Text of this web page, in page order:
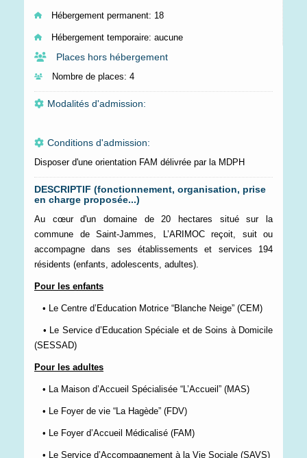
Hébergement permanent: 18
Hébergement temporaire: aucune
Places hors hébergement
Nombre de places: 4
Modalités d'admission:
Conditions d'admission:
Disposer d'une orientation FAM délivrée par la MDPH
DESCRIPTIF (fonctionnement, organisation, prise
en charge proposée...)
Au cœur d'un domaine de 20 hectares situé sur la
commune de Saint-Jammes, L’ARIMOC reçoit, suit ou
accompagne dans ses établissements et services 194
résidents (enfants, adolescents, adultes).
Pour les enfants
• Le Centre d’Education Motrice “Blanche Neige” (CEM)
• Le Service d’Education Spéciale et de Soins à Domicile
(SESSAD)
Pour les adultes
• La Maison d’Accueil Spécialisée “L’Accueil” (MAS)
• Le Foyer de vie “La Hagède” (FDV)
• Le Foyer d’Accueil Médicalisé (FAM)
• Le Service d’Accompagnement à la Vie Sociale (SAVS)